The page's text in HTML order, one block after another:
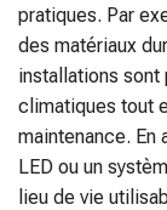
pratiques. Par
des matériaux
installations sont
climatiques tout
maintenance. En
LED ou un
lieu de vie